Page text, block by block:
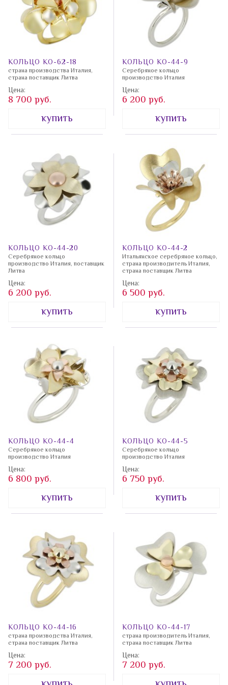
КОЛЬЦО КО-62-18
страна производства Италия,
страна поставщик Литва
Цена:
8 700 руб.
купить
КОЛЬЦО КО-44-9
Серебряное кольцо
производство Италия
Цена:
6 200 руб.
купить
КОЛЬЦО КО-44-20
Серебряное кольцо
производство Италия, поставщик
Литва
Цена:
6 200 руб.
купить
КОЛЬЦО КО-44-2
Итальянское серебряное кольцо,
страна производитель Италия,
страна поставщик Литва
Цена:
6 500 руб.
купить
КОЛЬЦО КО-44-4
Серебряное кольцо
производство Италия
Цена:
6 800 руб.
купить
КОЛЬЦО КО-44-5
Серебряное кольцо
производство Италия
Цена:
6 750 руб.
купить
КОЛЬЦО КО-44-16
страна производства Италия,
страна поставщик Литва
Цена:
7 200 руб.
КОЛЬЦО КО-44-17
страна производитель Италия,
страна поставщик Литва
Цена:
7 200 руб.